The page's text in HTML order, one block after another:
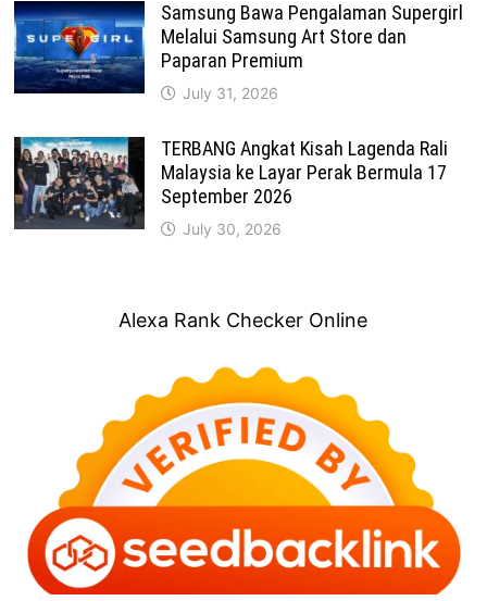
Samsung Bawa Pengalaman Supergirl
Melalui Samsung Art Store dan
Paparan Premium
July 31, 2026
TERBANG Angkat Kisah Lagenda Rali
Malaysia ke Layar Perak Bermula 17
September 2026
July 30, 2026
Alexa Rank Checker Online